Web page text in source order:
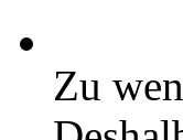
Zu